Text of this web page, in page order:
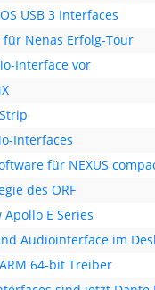
USB 3 Interfaces
Nenas Erfolg-Tour
Interface vor
Interfaces
für NEXUS
des ORF
E Series
Audiointerface im
64-bit Treiber